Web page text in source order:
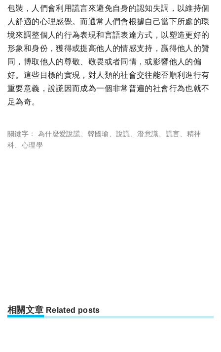
包裝，人們會利用謊言來避免自身的認知失調，以維持個
人舒適的心理感覺。而通常人們會根據自己當下所處的環
境來調整個人的行為表現和言語表達方式，以塑造更好的
形象和身份，獲得或提高他人的情感支持，贏得他人的贊
同，博取他人的尊敬、敬畏或者同情，或影響他人的偏
好。這些目標的實現，對人類的社會交往能否順利進行有
重要意義，說謊因而成為一個非常普遍的社會行為也就不
足為奇。
關鍵字： 為什麼愛說謊 韓國瑜 說謊 、潛意識 謊言
精神
科
心理學
相關文章 Related posts